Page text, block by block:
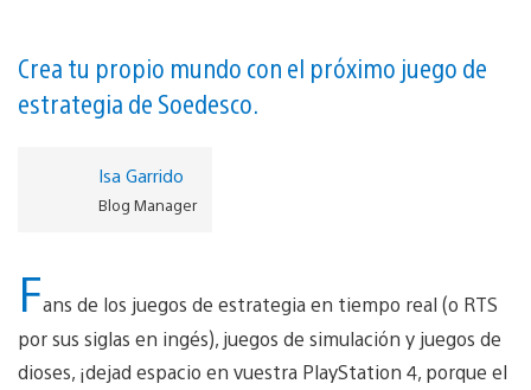
en
PlayStation
Crea tu propio mundo con el próximo juego de
estrategia de Soedesco.
Isa Garrido
Blog Manager
Fans de los juegos de estrategia en tiempo real (o RTS
por sus siglas en ingés), juegos de simulación y juegos de
dioses, ¡dejad espacio en vuestra PlayStation 4, porque el